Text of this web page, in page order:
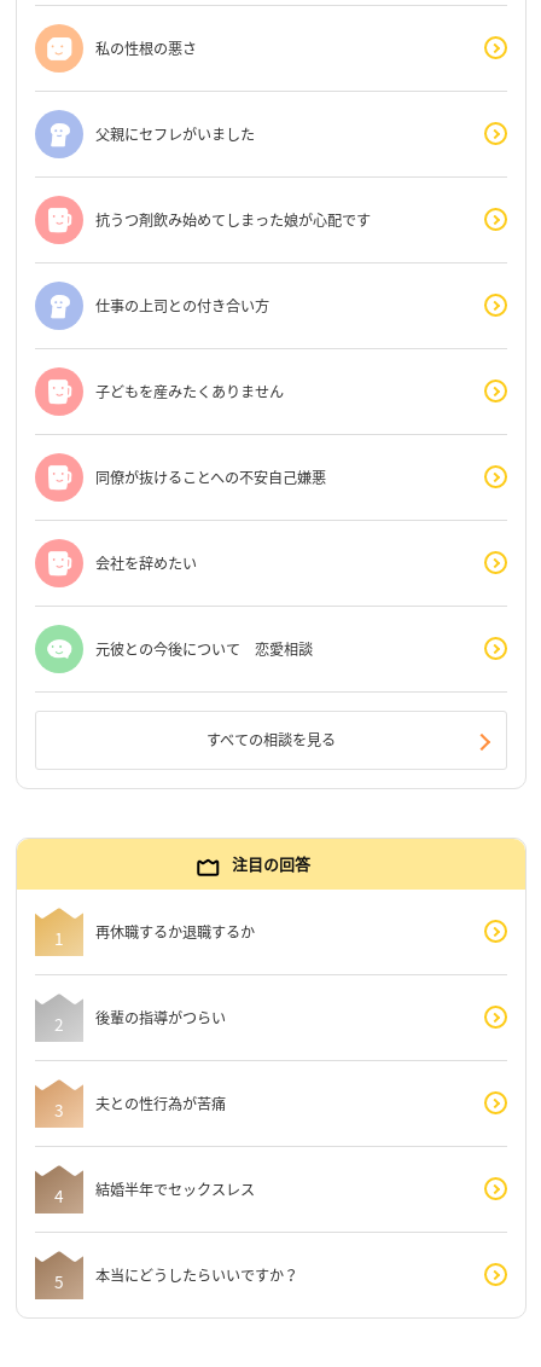
私の性根の悪さ
父親にセフレがいました
抗うつ剤飲み始めてしまった娘が心配です
仕事の上司との付き合い方
子どもを産みたくありません
同僚が抜けることへの不安自己嫌悪
会社を辞めたい
元彼との今後について 恋愛相談
すべての相談を見る
注目の回答
再休職するか退職するか
後輩の指導がつらい
夫との性行為が苦痛
結婚半年でセックスレス
本当にどうしたらいいですか？